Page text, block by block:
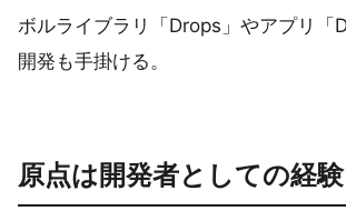
ボルライブラリ「Drops」やアプリ「
開発も手掛ける。
原点は開発者としての経験